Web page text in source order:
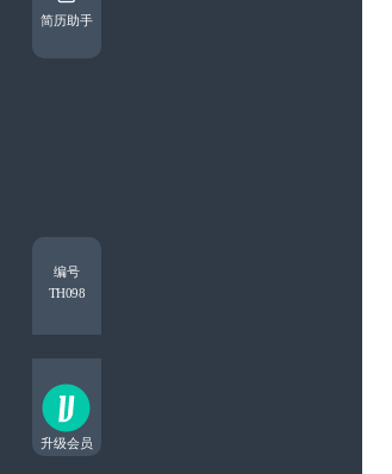
简历助手
编号
TH098
升级会员